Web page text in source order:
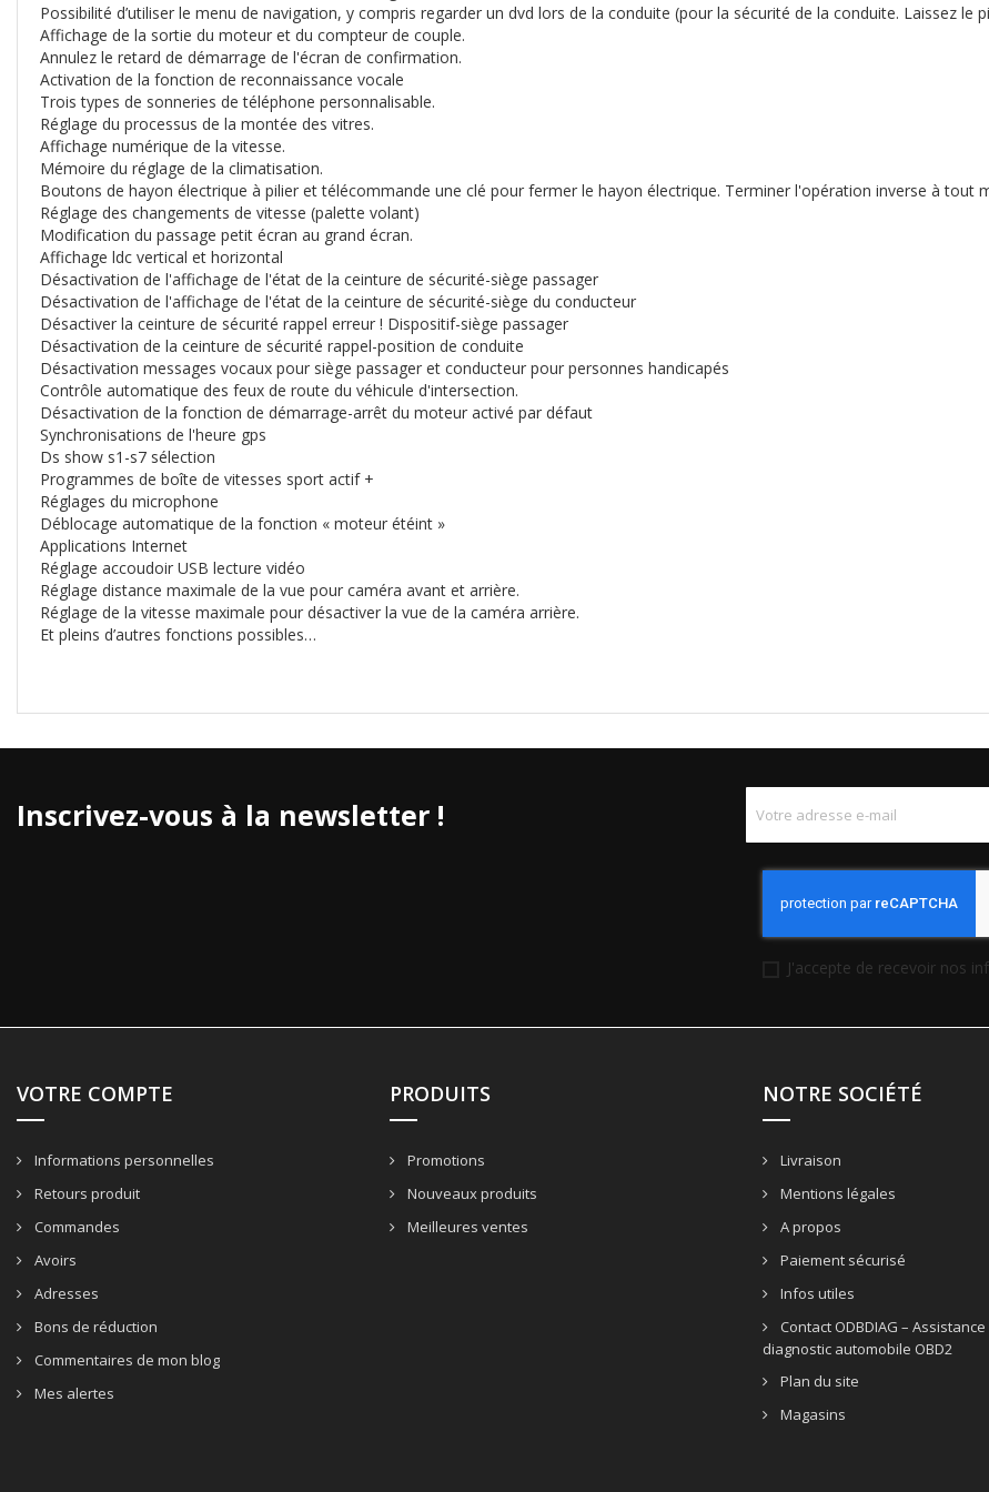
Possibilité d’utiliser le menu de navigation, y compris regarder un dvd lors de la conduite (pour la sécurité de la conduite. Laissez le
Affichage de la sortie du moteur et du compteur de couple.
Annulez le retard de démarrage de l'écran de confirmation.
Activation de la fonction de reconnaissance vocale
Trois types de sonneries de téléphone personnalisable.
Réglage du processus de la montée des vitres.
Affichage numérique de la vitesse.
Mémoire du réglage de la climatisation.
Boutons de hayon électrique à pilier et télécommande une clé pour fermer le hayon électrique. Terminer l'opération inverse à tout
Réglage des changements de vitesse (palette volant)
Modification du passage petit écran au grand écran.
Affichage ldc vertical et horizontal
Désactivation de l'affichage de l'état de la ceinture de sécurité-siège passager
Désactivation de l'affichage de l'état de la ceinture de sécurité-siège du conducteur
Désactiver la ceinture de sécurité rappel erreur ! Dispositif-siège passager
Désactivation de la ceinture de sécurité rappel-position de conduite
Désactivation messages vocaux pour siège passager et conducteur pour personnes handicapés
Contrôle automatique des feux de route du véhicule d'intersection.
Désactivation de la fonction de démarrage-arrêt du moteur activé par défaut
Synchronisations de l'heure gps
Ds show s1-s7 sélection
Programmes de boîte de vitesses sport actif +
Réglages du microphone
Déblocage automatique de la fonction « moteur étéint »
Applications Internet
Réglage accoudoir USB lecture vidéo
Réglage distance maximale de la vue pour caméra avant et arrière.
Réglage de la vitesse maximale pour désactiver la vue de la caméra arrière.
Et pleins d’autres fonctions possibles…
Inscrivez-vous à la newsletter !
J'accepte de recevoir nos
VOTRE COMPTE
Informations personnelles
Retours produit
Commandes
Avoirs
Adresses
Bons de réduction
Commentaires de mon blog
Mes alertes
PRODUITS
Promotions
Nouveaux produits
Meilleures ventes
NOTRE SOCIÉTÉ
Livraison
Mentions légales
A propos
Paiement sécurisé
Infos utiles
Contact ODBDIAG –
diagnostic automobile OBD2
Plan du site
Magasins